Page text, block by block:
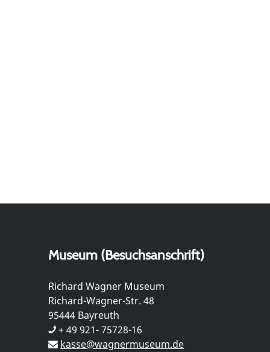
Museum (Besuchsanschrift)
Richard Wagner Museum
Richard-Wagner-Str. 48
95444 Bayreuth
+ 49 921- 75728-16
kasse@wagnermuseum.de